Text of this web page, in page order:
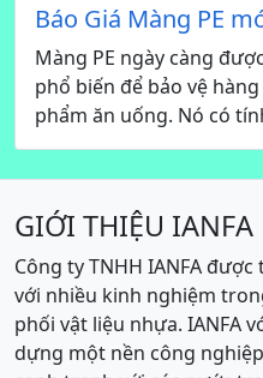
Báo Giá Màng PE
Màng PE ngày càng
phổ biến để bảo vệ
phẩm ăn uống. Nó có
GIỚI THIỆU IANFA
Công ty TNHH IANFA
với nhiều kinh nghiệm
phối vật liệu nhựa. IANFA
dựng một nền công